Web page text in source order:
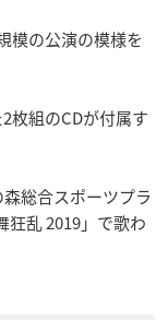
模の公演の模様を
枚組のCDが付属す
総合スポーツプラ
狂乱 2019」で歌わ